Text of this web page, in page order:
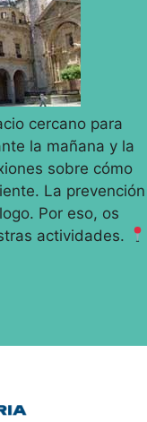
cercano para
la mañana y la
sobre cómo
La prevención
Por eso, os
actividades.